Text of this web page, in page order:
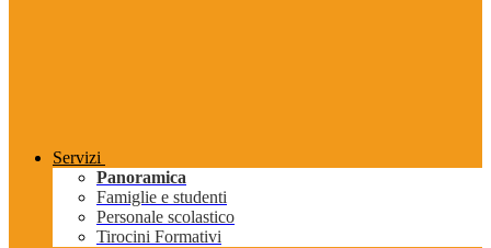
Servizi
Panoramica
Famiglie e studenti
Personale scolastico
Tirocini Formativi